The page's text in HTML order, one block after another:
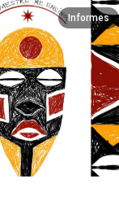
Informes